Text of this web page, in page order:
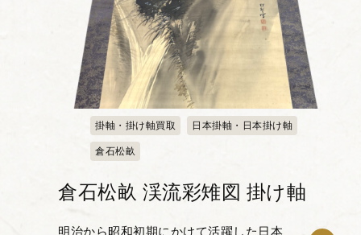
掛軸・掛け軸買取 日本掛軸・日本掛け軸
倉石松畝
倉石松畝 渓流彩雉図 掛け軸
明治から昭和初期にかけて活躍した日本